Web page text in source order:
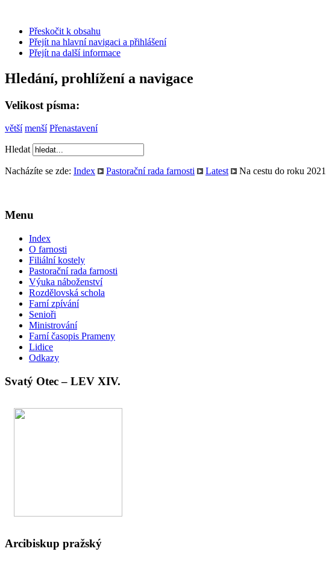
Přeskočit k obsahu
Přejít na hlavní navigaci a přihlášení
Přejít na další informace
Hledání, prohlížení a navigace
Velikost písma:
větší menší Přenastavení
Hledat
Nacházíte se zde: Index Pastorační rada farnosti Latest Na cestu do roku 2021
Menu
Index
O farnosti
Filiální kostely
Pastorační rada farnosti
Výuka náboženství
Rozdělovská schola
Farní zpívání
Senioři
Ministrování
Farní časopis Prameny
Lidice
Odkazy
Svatý Otec – LEV XIV.
Arcibiskup pražský